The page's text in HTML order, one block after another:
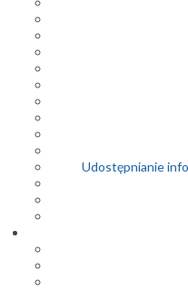
Udostępnianie